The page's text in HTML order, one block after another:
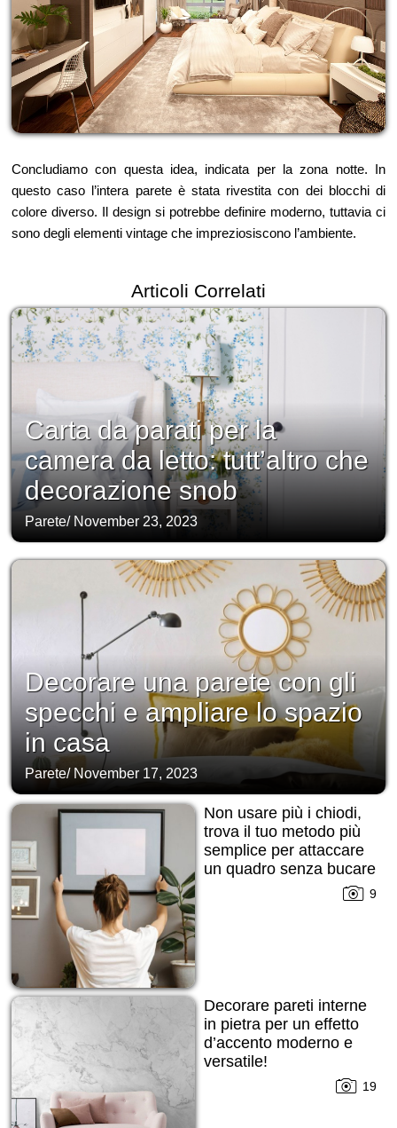
Concludiamo con questa idea, indicata per la zona notte. In
questo caso l’intera parete è stata rivestita con dei blocchi di
colore diverso. Il design si potrebbe definire moderno, tuttavia ci
sono degli elementi vintage che impreziosiscono l’ambiente.
Articoli Correlati
Carta da parati per la
camera da letto: tutt’altro che
decorazione snob
Parete/ November 23, 2023
Decorare una parete con gli
specchi e ampliare lo spazio
in casa
Parete/ November 17, 2023
Non usare più i chiodi,
trova il tuo metodo più
semplice per attaccare
un quadro senza bucare
9
Decorare pareti interne
in pietra per un effetto
d’accento moderno e
versatile!
19